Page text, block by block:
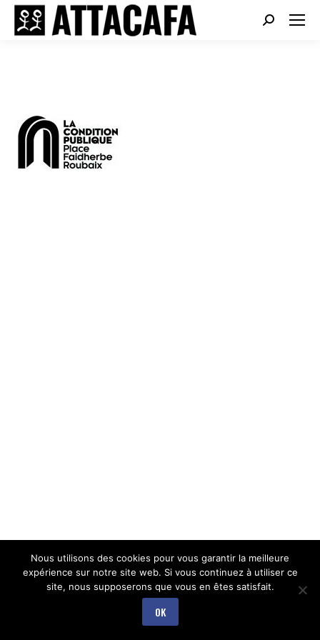
Search:
Nous utilisons des cookies pour vous garantir la meilleure
expérience sur notre site web. Si vous continuez à utiliser ce
site, nous supposerons que vous en êtes satisfait.
OK